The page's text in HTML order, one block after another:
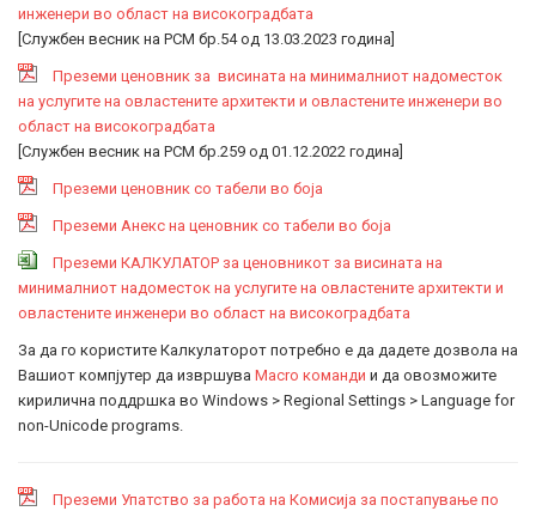
инженери во област на високоградбата
[Службен весник на РСМ бр.54 од 13.03.2023 година]
Преземи ценовник за висината на минималниот надоместок
на услугите на овластените архитекти и овластените инженери во
област на високоградбата
[Службен весник на РСМ бр.259 од 01.12.2022 година]
Преземи ценовник со табели во боја
Преземи Анекс на ценовник со табели во боја
Преземи КАЛКУЛАТОР за ценовникот за висината на
минималниот надоместок на услугите на овластените архитекти и
овластените инженери во област на високоградбата
За да го користите Калкулаторот потребно е да дадете дозвола на
Вашиот компјутер да извршува Macro команди и да овозможите
кирилична поддршка во Windows > Regional Settings > Language for
non-Unicode programs.
Преземи Упатство за работа на Комисија за постапување по